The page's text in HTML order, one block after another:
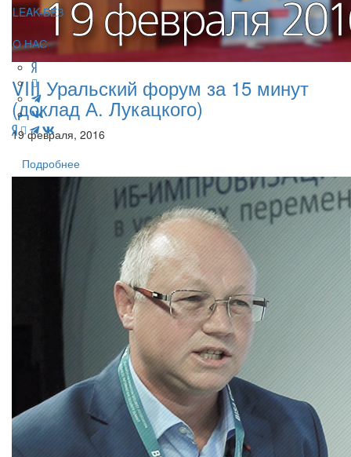
LEAK-БЕЗ
О НАС
VIII Уральский форум за 15 минут
(доклад А. Лукацкого)
19 февраля, 2016
Подробнее